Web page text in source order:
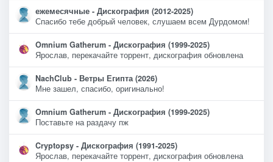
ежемесячные - Дискография (2012-2025)
Спасибо тебе добрый человек, слушаем всем Дурдомом!
Omnium Gatherum - Дискография (1999-2025)
Ярослав, перекачайте торрент, дискография обновлена
NachClub - Ветры Египта (2026)
Мне зашел, спасибо, оригинально!
Omnium Gatherum - Дискография (1999-2025)
Поставьте на раздачу пж
Cryptopsy - Дискография (1991-2025)
Ярослав, перекачайте торрент, дискография обновлена